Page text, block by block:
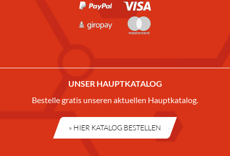
UNSER HAUPTKATALOG
Bestelle gratis unseren aktuellen Hauptkatalog.
» HIER KATALOG BESTELLEN